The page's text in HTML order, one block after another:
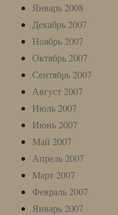
Январь 2008
Декабрь 2007
Ноябрь 2007
Октябрь 2007
Сентябрь 2007
Август 2007
Июль 2007
Июнь 2007
Май 2007
Апрель 2007
Март 2007
Февраль 2007
Январь 2007